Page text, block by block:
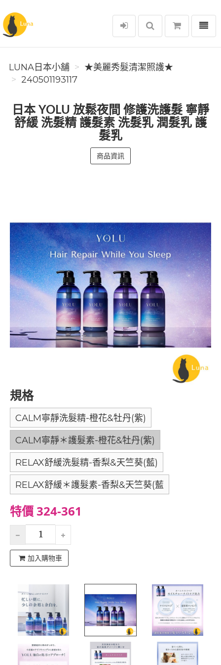
Luna日本小舖
選單
LUNA日本小舖
★美麗秀髮清潔照護★
240501193117
日本 YOLU 放鬆夜間 修護洗護髮 寧靜
舒緩 洗髮精 護髮素 洗髮乳 潤髮乳 護
髮乳
商品資訊
規格
CALM寧靜洗髮精-橙花&牡丹(紫)
CALM寧靜＊護髮素-橙花&牡丹(紫)
RELAX舒緩洗髮精-香梨&天竺葵(藍)
RELAX舒緩＊護髮素-香梨&天竺葵(藍
特價 324-361
加入購物車